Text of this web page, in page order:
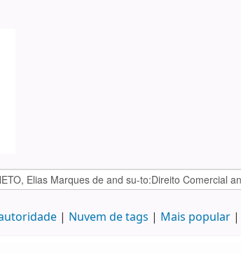
Nuvem de tags Mais popular